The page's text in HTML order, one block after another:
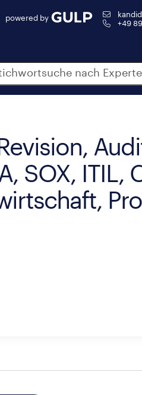
powered by
+49
SOX, ITIL,